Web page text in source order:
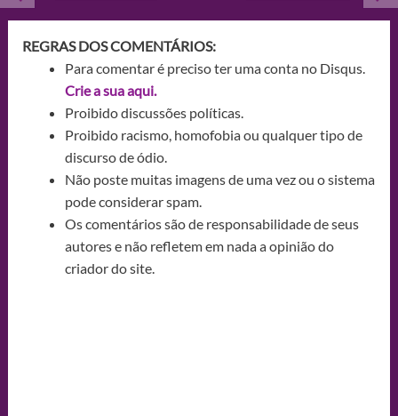
REGRAS DOS COMENTÁRIOS:
Para comentar é preciso ter uma conta no Disqus.
Crie a sua aqui.
Proibido discussões políticas.
Proibido racismo, homofobia ou qualquer tipo de
discurso de ódio.
Não poste muitas imagens de uma vez ou o sistema
pode considerar spam.
Os comentários são de responsabilidade de seus
autores e não refletem em nada a opinião do
criador do site.